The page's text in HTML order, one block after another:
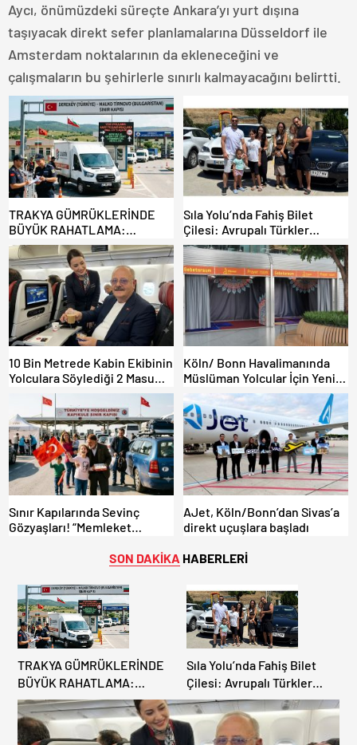
Aycı, önümüzdeki süreçte Ankara’yı yurt dışına
taşıyacak direkt sefer planlamalarına Düsseldorf ile
Amsterdam noktalarının da ekleneceğini ve
çalışmaların bu şehirlerle sınırlı kalmayacağını belirtti.
TRAKYA GÜMRÜKLERİNDE
BÜYÜK RAHATLAMA:
DEREKÖY HAFİF TİCARİ
ARAÇLARA AÇILIYOR!
Sıla Yolu’nda Fahiş Bilet
Çilesi: Avrupalı Türkler
Karayollarına Akın Etti,
Gümrükler Kilitlendi!
10 Bin Metrede Kabin Ekibinin
Yolculara Söylediği 2 Masum
Köln/ Bonn Havalimanında
Müslüman Yolcular İçin Yeni
İbadet Alanları Açıldı
Sınır Kapılarında Sevinç
Gözyaşları! “Memleket
AJet, Köln/Bonn’dan Sivas’a
direkt uçuşlara başladı
SON DAKİKA HABERLERİ
TRAKYA GÜMRÜKLERİNDE
BÜYÜK RAHATLAMA:
DEREKÖY HAFİF TİCARİ
ARAÇLARA AÇILIYOR!
Sıla Yolu’nda Fahiş Bilet
Çilesi: Avrupalı Türkler
Karayollarına Akın Etti,
Gümrükler Kilitlendi!